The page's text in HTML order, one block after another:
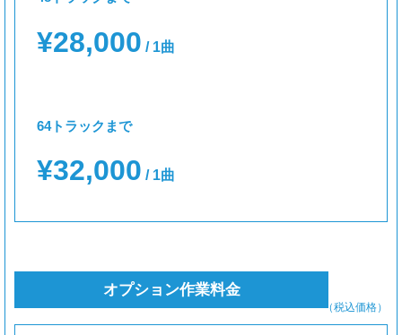
¥28,000 / 1曲
64トラックまで
¥32,000 / 1曲
オプション作業料金
（税込価格）